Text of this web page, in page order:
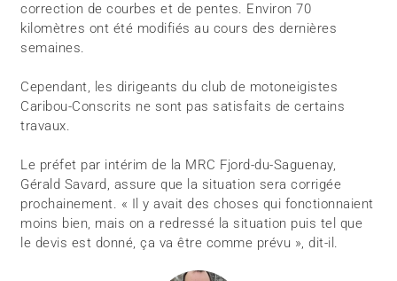
correction de courbes et de pentes. Environ 70
kilomètres ont été modifiés au cours des dernières
semaines.
Cependant, les dirigeants du club de motoneigistes
Caribou-Conscrits ne sont pas satisfaits de certains
travaux.
Le préfet par intérim de la MRC Fjord-du-Saguenay,
Gérald Savard, assure que la situation sera corrigée
prochainement. « Il y avait des choses qui fonctionnaient
moins bien, mais on a redressé la situation puis tel que
le devis est donné, ça va être comme prévu », dit-il.